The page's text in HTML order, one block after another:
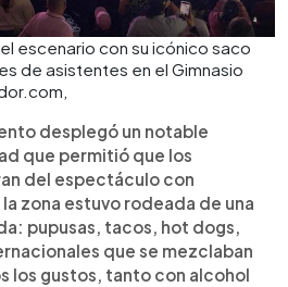
escenario con su icónico saco
de asistentes en el Gimnasio
desplegó un notable
que permitió que los
del espectáculo con
zona estuvo rodeada de una
pupusas, tacos, hot dogs,
que se mezclaban
los gustos, tanto con alcohol